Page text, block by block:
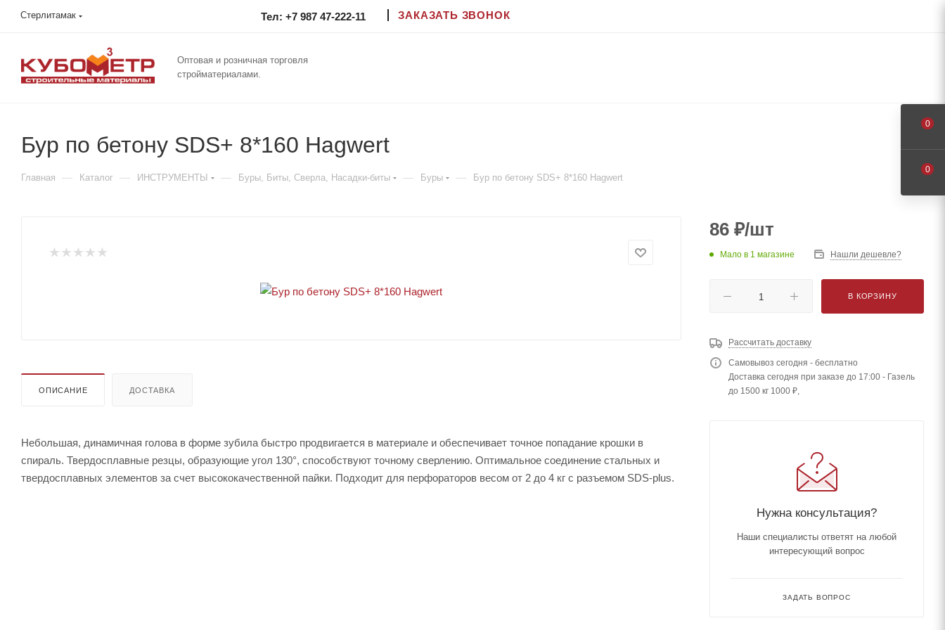
Стерлитамак Тел: +7 987 47-222-11 ЗАКАЗАТЬ ЗВОНОК
Оптовая и розничная торговля
стройматериалами.
Бур по бетону SDS+ 8*160 Hagwert
Главная — Каталог — ИНСТРУМЕНТЫ — Буры, Биты, Сверла, Насадки-биты — Буры — Бур по бетону SDS+ 8*160 Hagwert
ОПИСАНИЕ ДОСТАВКА
Небольшая, динамичная голова в форме зубила быстро продвигается в материале и обеспечивает точное попадание крошки в
спираль. Твердосплавные резцы, образующие угол 130°, способствуют точному сверлению. Оптимальное соединение стальных и
твердосплавных элементов за счет высококачественной пайки. Подходит для перфораторов весом от 2 до 4 кг с разъемом SDS-plus.
86 ₽/шт
Мало в 1 магазине Нашли дешевле?
В КОРЗИНУ
Рассчитать доставку
Самовывоз сегодня - бесплатно
Доставка сегодня при заказе до 17:00 - Газель
до 1500 кг 1000 ₽,
Нужна консультация?
Наши специалисты ответят на любой
интересующий вопрос
ЗАДАТЬ ВОПРОС
0
0